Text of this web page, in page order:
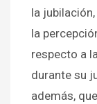
la
la
respecto a
durante su
además,